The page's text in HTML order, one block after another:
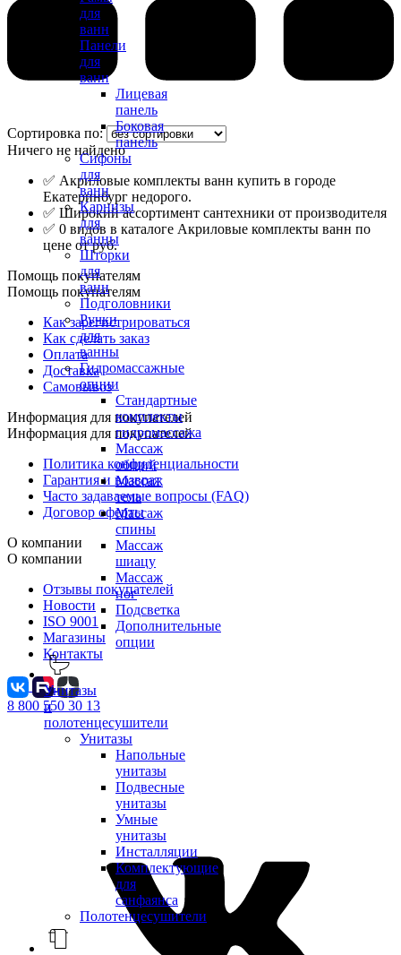
для
ванн
Панели
для
ванн
Лицевая
панель
Боковая
панель
Сифоны
для
ванн
Карнизы
для
ванны
Шторки
для
ванн
Подголовники
Ручки
для
ванны
Гидромассажные
опции
Стандартные
комплекты
гидромассажа
Массаж
общий
Массаж
тела
Массаж
спины
Массаж
шиацу
Массаж
ног
Подсветка
Дополнительные
опции
Унитазы
и
полотенцесушители
Унитазы
Напольные
унитазы
Подвесные
унитазы
Умные
унитазы
Инсталляции
Комплектующие
для
санфаянса
Полотенцесушители
Сортировка по:
Ничего не найдено
✅ Акриловые комплекты ванн купить в городе
Екатеринбург недорого.
✅ Широкий ассортимент сантехники от производителя
✅ 0 видов в каталоге Акриловые комплекты ванн по
цене от руб.
Помощь покупателям
Помощь покупателям
Как зарегистрироваться
Как сделать заказ
Оплата
Доставка
Самовывоз
Информация для покупателей
Информация для покупателей
Политика конфиденциальности
Гарантия и возврат
Часто задаваемые вопросы (FAQ)
Договор оферты
О компании
О компании
Отзывы покупателей
Новости
ISO 9001
Магазины
Контакты
8 800 550 30 13